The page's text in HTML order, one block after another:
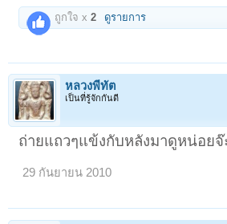
ถูกใจ x2 ดูรายการ
หลวงพี่ทัต
เป็นที่รู้จักกันดี
ถ่ายแถวๆแข้งกับหลังมาดูหน่อยจ๊
29 กันยายน 2010